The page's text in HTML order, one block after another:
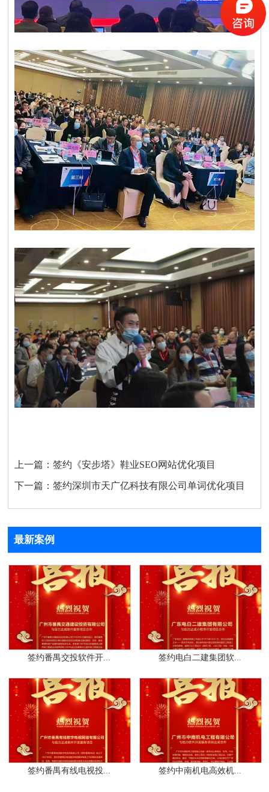
上一篇：签约《安步塔》鞋业SEO网站优化项目
下一篇：签约深圳市天广亿科技有限公司单词优化项目
最新案例
签约番禺交投软件开... 签约电白二建集团软...
签约番禺有线电视投... 签约中南机电高效机...